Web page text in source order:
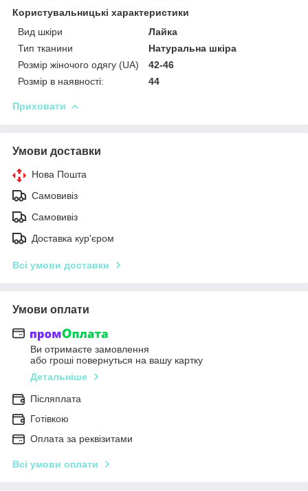
Користувальницькі характеристики
Вид шкіри
Лайка
Тип тканини
Натуральна шкіра
Розмір жіночого одягу (UA)
42-46
Розмір в наявності:
44
Приховати
Умови доставки
Нова Пошта
Самовивіз
Самовивіз
Доставка кур'єром
Всі умови доставки
Умови оплати
Ви отримаєте замовлення
або гроші повернуться на вашу картку
Детальніше
Післяплата
Готівкою
Оплата за реквізитами
Всі умови оплати